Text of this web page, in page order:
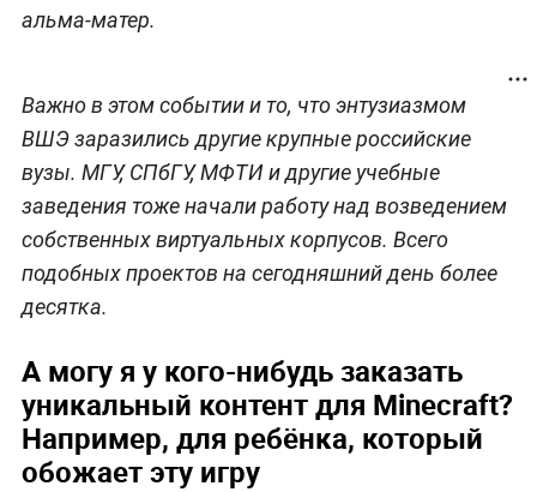
альма-матер.
Важно в этом событии и то, что энтузиазмом
ВШЭ заразились другие крупные российские
вузы. МГУ, СПбГУ, МФТИ и другие учебные
заведения тоже начали работу над возведением
собственных виртуальных корпусов. Всего
подобных проектов на сегодняшний день более
десятка.
А могу я у кого-нибудь заказать
уникальный контент для Minecraft?
Например, для ребёнка, который
обожает эту игру